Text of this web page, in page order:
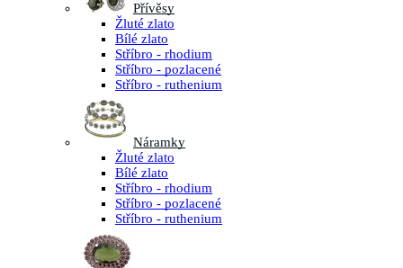
Přívěsy
Žluté zlato
Bílé zlato
Stříbro - rhodium
Stříbro - pozlacené
Stříbro - ruthenium
Náramky
Žluté zlato
Bílé zlato
Stříbro - rhodium
Stříbro - pozlacené
Stříbro - ruthenium